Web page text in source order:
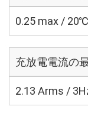
0.25 max /
充放電電流の
2.13 Arms /